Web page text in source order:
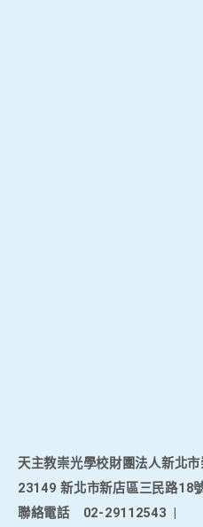
天主教崇光學校財團法人新北
23149 新北市新店區三民路18
聯絡電話
02-29112543